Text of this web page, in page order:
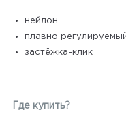
нейлон
плавно
застёжка-клик
Где купить?